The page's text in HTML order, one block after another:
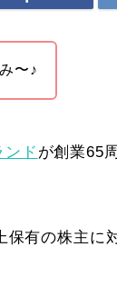
〜♪
ンド が創業65
保有の株主に